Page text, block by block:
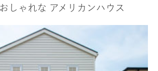
しゃれな アメリカンハウス